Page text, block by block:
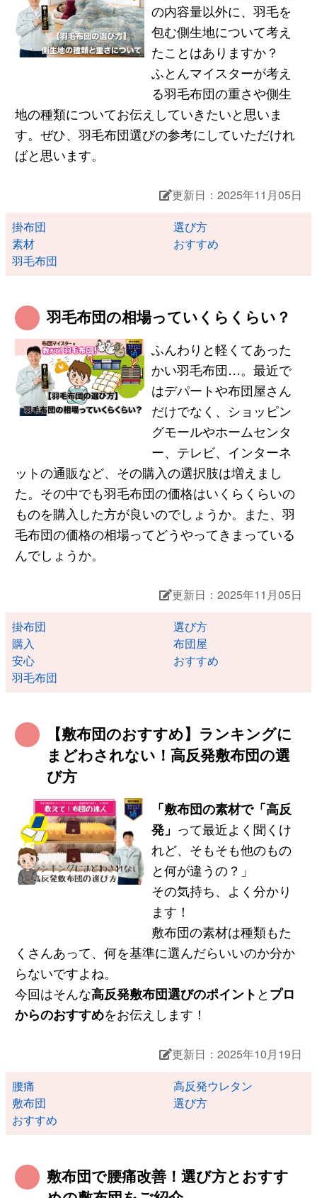
の内容量以外に、羽毛を
包む側生地について考え
たことはありますか？
ふとんマイスターが考え
る羽毛布団の重さや側生
地の種類についてお伝えしていきたいと思いま
す。ぜひ、羽毛布団選びの参考にしていただけれ
ばと思います。
更新日：2025年11月05日
掛布団
選び方
素材
おすすめ
羽毛布団
羽毛布団の相場っていくらくらい？
ふんわりと軽くてあった
かい羽毛布団…。最近で
はデパートや布団屋さん
だけでなく、ショッピン
グモールやホームセンタ
ー、テレビ、インターネ
ットの通販など、その購入の選択肢は増えまし
た。その中でも羽毛布団の価格はいくらくらいの
ものを購入した方が良いのでしょうか。また、羽
毛布団の価格の相場ってどうやってきまっている
んでしょうか。
更新日：2025年11月05日
掛布団
選び方
購入
布団屋
安心
おすすめ
羽毛布団
【敷布団のおすすめ】ランキングに
まどわされない！高反発敷布団の選
び方
「敷布団の素材で「高反
発」 って最近よく聞くけ
れど、そもそも他のもの
と何が違うの？」
その気持ち、よく分かり
ます！
敷布団の素材は種類もた
くさんあって、何を基準に選んだらいいのか分か
らないですよね。
今回はそんな高反発敷布団選びのポイント とプロ
からのおすすめをお伝えします！
更新日：2025年10月19日
腰痛
高反発ウレタン
敷布団
選び方
おすすめ
敷布団で腰痛改善！選び方とおすす